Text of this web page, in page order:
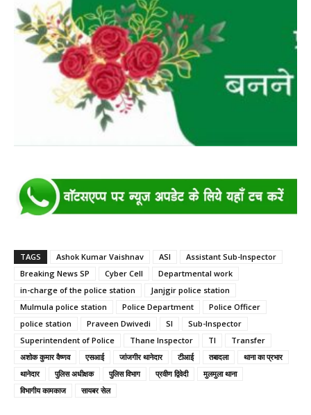
TAGS Ashok Kumar Vaishnav ASI
Assistant Sub-Inspector
Breaking News SP
Cyber Cell
Departmental work
in-charge of the police station
Janjgir police station
Mulmula police station
Police Department
Police Officer
police station
Praveen Dwivedi SI
Sub-Inspector
Superintendent of Police
Thane Inspector TI
Transfer
अशोक कुमार वैष्णव
एसआई जांजगीर थानेदार टीआई तबादला
थाना का प्रभार
थानेदार
पुलिस अधीक्षक पुलिस विभाग प्रवीण द्विवेदी
मुलमुला थाना
विभागीय कामकाज
सायबर सेल